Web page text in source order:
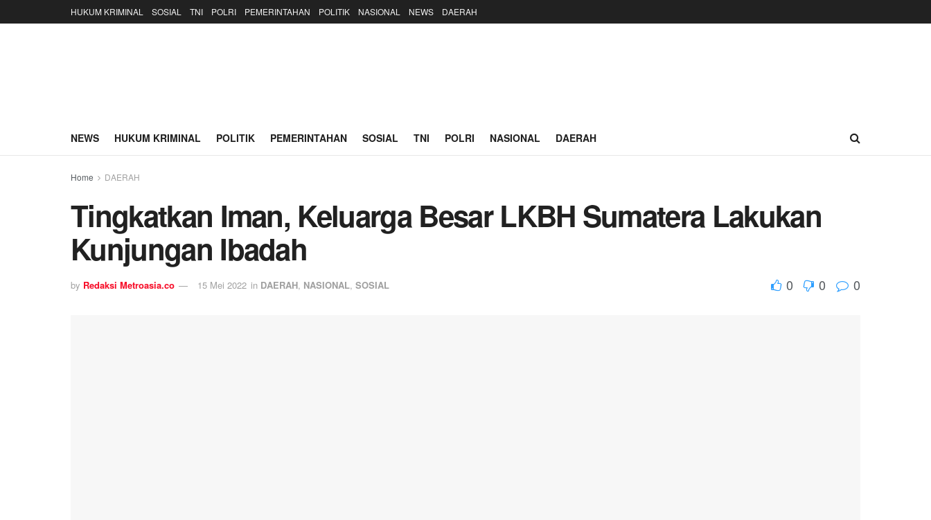
HUKUM KRIMINAL SOSIAL TNI POLRI PEMERINTAHAN POLITIK NASIONAL NEWS DAERAH
NEWS HUKUM KRIMINAL POLITIK PEMERINTAHAN SOSIAL TNI POLRI NASIONAL DAERAH
Home DAERAH
Tingkatkan Iman, Keluarga Besar LKBH Sumatera Lakukan
Kunjungan Ibadah
by Redaksi Metroasia.co 15 Mei 2022 in DAERAH, NASIONAL, SOSIAL 0 0 0